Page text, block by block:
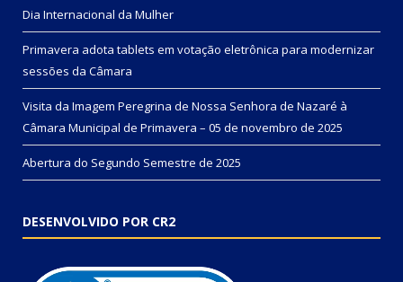
Dia Internacional da Mulher
Primavera adota tablets em votação eletrônica para modernizar
sessões da Câmara
Visita da Imagem Peregrina de Nossa Senhora de Nazaré à
Câmara Municipal de Primavera – 05 de novembro de 2025
Abertura do Segundo Semestre de 2025
DESENVOLVIDO POR CR2